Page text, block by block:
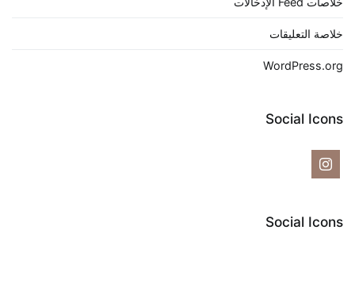
خلاصة التعليقات
WordPress.org
Social Icons
Social Icons